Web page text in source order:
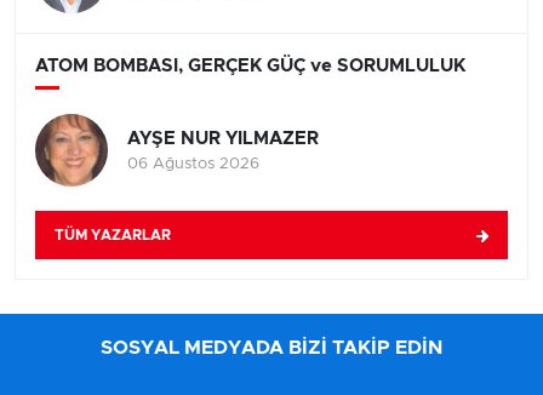
ATOM BOMBASI, GERÇEK GÜÇ ve SORUMLULUK
AYŞE NUR YILMAZER
06 Ağustos 2026
TÜM YAZARLAR
SOSYAL MEDYADA BİZİ TAKİP EDİN